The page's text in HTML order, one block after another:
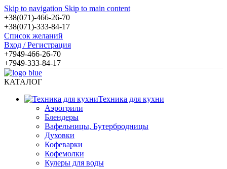
Skip to navigation Skip to main content
+38(071)-466-26-70
+38(071)-333-84-17
Список желаний
Вход / Регистрация
+7949-466-26-70
+7949-333-84-17
КАТАЛОГ
Техника для кухни
Аэрогрили
Блендеры
Вафельницы, Бутербродницы
Духовки
Кофеварки
Кофемолки
Кулеры для воды